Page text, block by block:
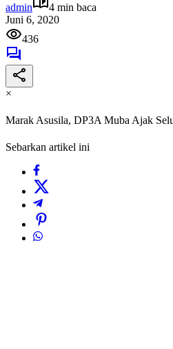
admin
4 min baca
Juni 6, 2020
436
×
Marak Asusila, DP3A Muba Ajak
Sebarkan artikel ini